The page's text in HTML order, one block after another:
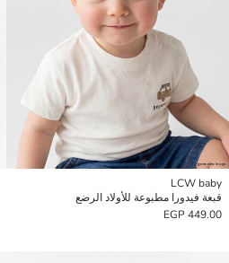
LCW baby
قبعة فيدورا مطبوعة للأولاد الرضع
449.00 EGP